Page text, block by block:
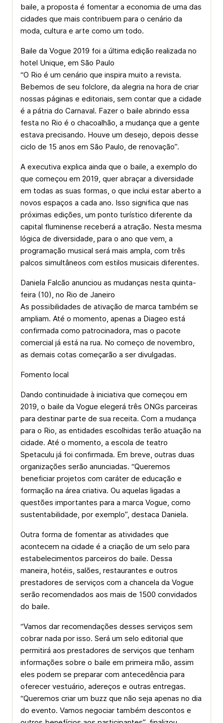
baile, a proposta é fomentar a economia de uma das
cidades que mais contribuem para o cenário da
moda, cultura e arte como um todo.
Baile da Vogue 2019 foi a última edição realizada no
hotel Unique, em São Paulo
“O Rio é um cenário que inspira muito a revista.
Bebemos de seu folclore, da alegria na hora de criar
nossas páginas e editoriais, sem contar que a cidade
é a pátria do Carnaval. Fazer o baile abrindo essa
festa no Rio é o chacoalhão, a mudança que a gente
estava precisando. Houve um desejo, depois desse
ciclo de 15 anos em São Paulo, de renovação”.
A executiva explica ainda que o baile, a exemplo do
que começou em 2019, quer abraçar a diversidade
em todas as suas formas, o que inclui estar aberto a
novos espaços a cada ano. Isso significa que nas
próximas edições, um ponto turístico diferente da
capital fluminense receberá a atração. Nesta mesma
lógica de diversidade, para o ano que vem, a
programação musical será mais ampla, com três
palcos simultâneos com estilos musicais diferentes.
Daniela Falcão anunciou as mudanças nesta quinta-
feira (10), no Rio de Janeiro
As possibilidades de ativação de marca também se
ampliam. Até o momento, apenas a Diageo está
confirmada como patrocinadora, mas o pacote
comercial já está na rua. No começo de novembro,
as demais cotas começarão a ser divulgadas.
Fomento local
Dando continuidade à iniciativa que começou em
2019, o baile da Vogue elegerá três ONGs parceiras
para destinar parte de sua receita. Com a mudança
para o Rio, as entidades escolhidas terão atuação na
cidade. Até o momento, a escola de teatro
Spetaculu já foi confirmada. Em breve, outras duas
organizações serão anunciadas. “Queremos
beneficiar projetos com caráter de educação e
formação na área criativa. Ou aquelas ligadas a
questões importantes para a marca Vogue, como
sustentabilidade, por exemplo”, destaca Daniela.
Outra forma de fomentar as atividades que
acontecem na cidade é a criação de um selo para
estabelecimentos parceiros do baile. Dessa
maneira, hotéis, salões, restaurantes e outros
prestadores de serviços com a chancela da Vogue
serão recomendados aos mais de 1500 convidados
do baile.
“Vamos dar recomendações desses serviços sem
cobrar nada por isso. Será um selo editorial que
permitirá aos prestadores de serviços que tenham
informações sobre o baile em primeira mão, assim
eles podem se preparar com antecedência para
oferecer vestuário, adereços e outras entregas.
“Queremos criar um buzz que não seja apenas no dia
do evento. Vamos negociar também descontos e